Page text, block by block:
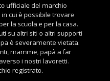
ufficiale del marchio
cui è possibile trovare
la scuola e per la casa.
su altri siti o altri supporti
è severamente vietata.
mamme, papà a far
i nostri lavoretti.
registrato.